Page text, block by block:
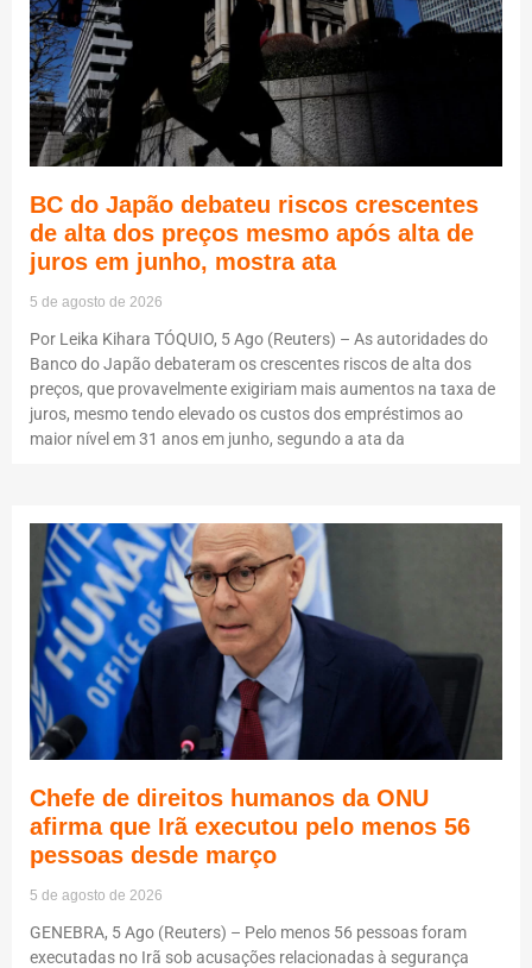
BC do Japão debateu riscos crescentes
de alta dos preços mesmo após alta de
juros em junho, mostra ata
5 de agosto de 2026
Por Leika Kihara TÓQUIO, 5 Ago (Reuters) – As autoridades do
Banco do Japão debateram os crescentes riscos de alta dos
preços, que provavelmente exigiriam mais aumentos na taxa de
juros, mesmo tendo elevado os custos dos empréstimos ao
maior nível em 31 anos em junho, segundo a ata da
Chefe de direitos humanos da ONU
afirma que Irã executou pelo menos 56
pessoas desde março
5 de agosto de 2026
GENEBRA, 5 Ago (Reuters) – Pelo menos 56 pessoas foram
executadas no Irã sob acusações relacionadas à segurança